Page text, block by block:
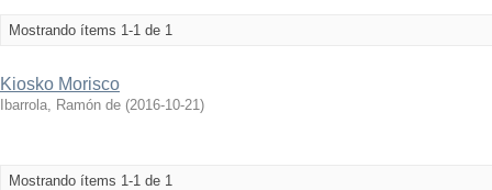
Mostrando ítems 1-1 de 1
Kiosko Morisco
Ibarrola, Ramón de (2016-10-21)
Mostrando ítems 1-1 de 1